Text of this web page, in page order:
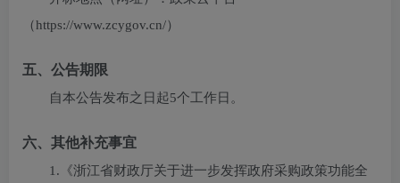
（https://www.zcygov.cn/）
五、公告期限
自本公告发布之日起5个工作日。
六、其他补充事宜
1.《浙江省财政厅关于进一步发挥政府采购政策功能全